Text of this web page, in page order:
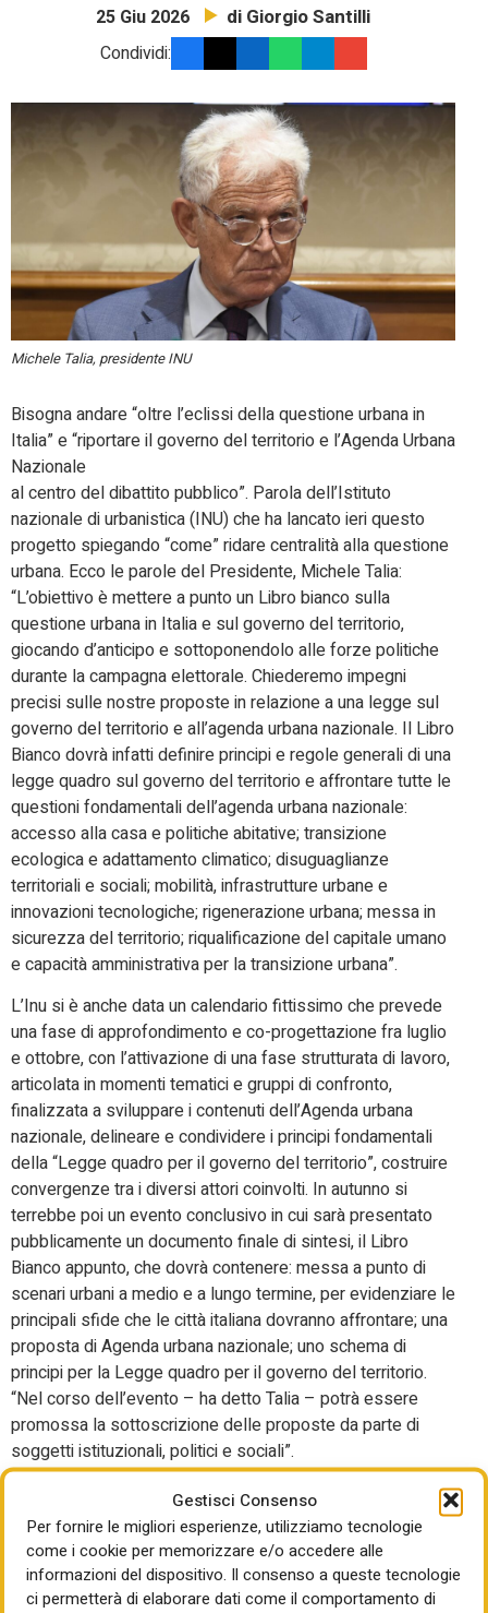
Gestisci Consenso
Per fornire le migliori esperienze, utilizziamo tecnologie
come i cookie per memorizzare e/o accedere alle
informazioni del dispositivo. Il consenso a queste tecnologie
ci permetterà di elaborare dati come il comportamento di
25 Giu 2026 di Giorgio Santilli
Condividi:
Michele Talia, presidente INU
Bisogna andare “oltre l’eclissi della questione urbana in
Italia” e “riportare il governo del territorio e l’Agenda Urbana
Nazionale
al centro del dibattito pubblico”. Parola dell’Istituto
nazionale di urbanistica (INU) che ha lancato ieri questo
progetto spiegando “come” ridare centralità alla questione
urbana. Ecco le parole del Presidente, Michele Talia:
“L’obiettivo è mettere a punto un Libro bianco sulla
questione urbana in Italia e sul governo del territorio,
giocando d’anticipo e sottoponendolo alle forze politiche
durante la campagna elettorale. Chiederemo impegni
precisi sulle nostre proposte in relazione a una legge sul
governo del territorio e all’agenda urbana nazionale. Il Libro
Bianco dovrà infatti definire principi e regole generali di una
legge quadro sul governo del territorio e affrontare tutte le
questioni fondamentali dell’agenda urbana nazionale:
accesso alla casa e politiche abitative; transizione
ecologica e adattamento climatico; disuguaglianze
territoriali e sociali; mobilità, infrastrutture urbane e
innovazioni tecnologiche; rigenerazione urbana; messa in
sicurezza del territorio; riqualificazione del capitale umano
e capacità amministrativa per la transizione urbana”.
L’Inu si è anche data un calendario fittissimo che prevede
una fase di approfondimento e co-progettazione fra luglio
e ottobre, con l’attivazione di una fase strutturata di lavoro,
articolata in momenti tematici e gruppi di confronto,
finalizzata a sviluppare i contenuti dell’Agenda urbana
nazionale, delineare e condividere i principi fondamentali
della “Legge quadro per il governo del territorio”, costruire
convergenze tra i diversi attori coinvolti. In autunno si
terrebbe poi un evento conclusivo in cui sarà presentato
pubblicamente un documento finale di sintesi, il Libro
Bianco appunto, che dovrà contenere: messa a punto di
scenari urbani a medio e a lungo termine, per evidenziare le
principali sfide che le città italiana dovranno affrontare; una
proposta di Agenda urbana nazionale; uno schema di
principi per la Legge quadro per il governo del territorio.
“Nel corso dell’evento – ha detto Talia – potrà essere
promossa la sottoscrizione delle proposte da parte di
soggetti istituzionali, politici e sociali”.
L’Inu ha cominciato ieri a presentare alcuni contributi tecnici
che DIAC racconterà poi nel corso di questi mesi.
L’intervento politicamente più pesante è stato però quello
dell’assessore all’Urbanistica di Roma Capitale, Maurizio
Veloccia, che ha fatto un ragionamento a tutto campo sulla